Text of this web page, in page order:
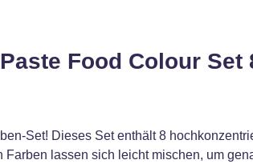
Food Colour Set
Set! Dieses Set enthält 8
lassen sich leicht mischen, um